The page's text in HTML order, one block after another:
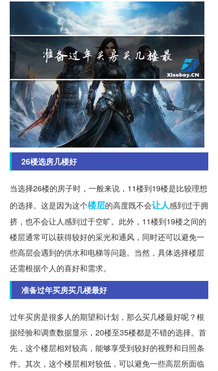
26楼选房几楼好
当选择26楼的房子时，一般来说，11楼到19楼是比较理想
的选择。这是因为这个楼层的高度既不会让人感到过于拥
挤，也不会让人感到过于空旷。此外，11楼到19楼之间的
楼层通常可以获得较好的采光和通风，同时还可以避免一
些高层会遇到的供水和电梯等问题。当然，具体选择楼层
还需根据个人的喜好和需求。
准备过年买房买几楼最好
过年买房是很多人的期望和计划，那么买几楼最好呢？根
据经验和调查数据显示，20楼至35楼都是不错的选择。首
先，这个楼层相对较高，能够享受到较好的视野和日照条
件。其次，这个楼层相对较低，可以避免一些高层所面临